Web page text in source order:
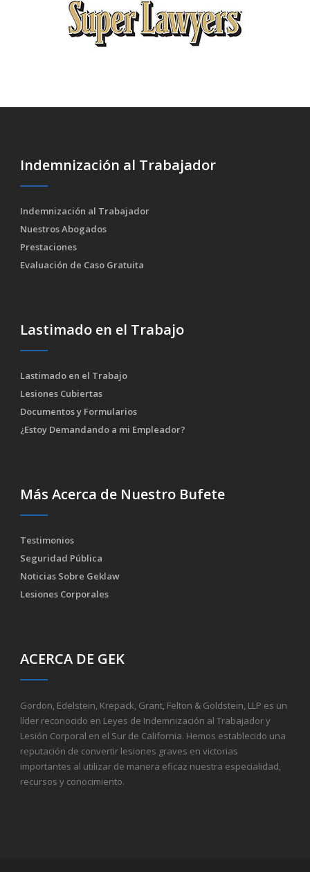
Indemnización al Trabajador
Indemnización al Trabajador
Nuestros Abogados
Prestaciones
Evaluación de Caso Gratuita
Lastimado en el Trabajo
Lastimado en el Trabajo
Lesiones Cubiertas
Documentos y Formularios
¿Estoy Demandando a mi Empleador?
Más Acerca de Nuestro Bufete
Testimonios
Seguridad Pública
Noticias Sobre Geklaw
Lesiones Corporales
ACERCA DE GEK
Gordon, Edelstein, Krepack, Grant, Felton & Goldstein, LLP es un
líder reconocido en Leyes de Indemnización al Trabajador y
Lesión Corporal en el Sur de California. Hemos establecido una
reputación de convertir lesiones graves en victorias
importantes al utilizar de manera eficaz nuestra especialidad,
recursos y conocimiento.